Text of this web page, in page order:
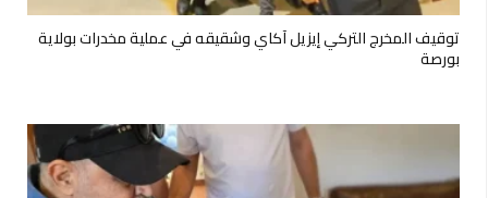
توقيف المخرج التركي إيزيل آكاي وشقيقه في عملية مخدرات بولاية
بورصة